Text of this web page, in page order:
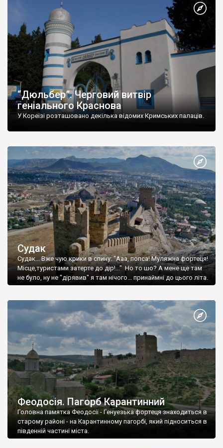
“Дюльбер”. Черговий витвір
геніального Краснова
У Кореїзі розташовано декілька відомих Кримських палаців.
Судак
Судак... Вже чую крики в спину: "Ааа, попса! Муляжна фортеця!
Місце,туристами затерте до дір!..." Но то шо? А мене ще там
не було, ну не "дірявив" я там нічого... принаймні до цього літа.
Феодосія. Пагорб Карантинний
Головна памятка Феодосії - Генуезька фортеця знаходиться в
старому районі - на Карантинному пагорбі, який підноситься в
південній частині міста.